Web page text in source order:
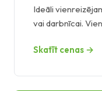
Ideāli
vai darbnīcai.
Skatīt cenas →